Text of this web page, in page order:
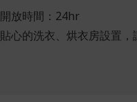
開放時間：24hr
貼心的洗衣、烘衣房設置，